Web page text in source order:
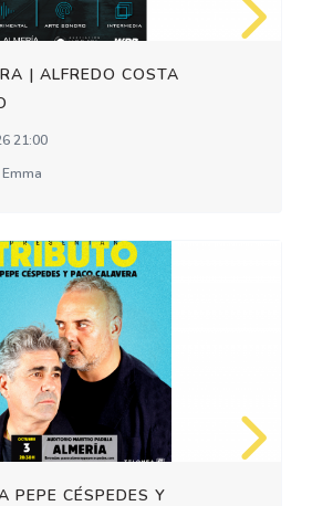
| ALFREDO COSTA
21:00
PEPE CÉSPEDES Y